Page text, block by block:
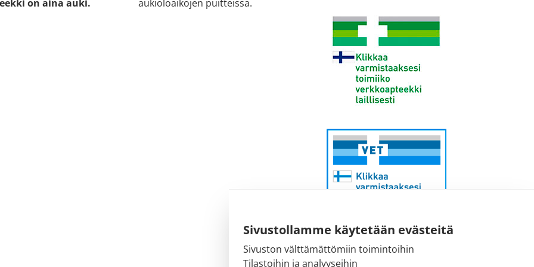
Sivustollamme käytetään evästeitä
Sivuston välttämättömiin toimintoihin
Tilastoihin ja analyyseihin
on aina auki.
aukioloaikojen puitteissa.
Sähköpostiosoite:
kirjaamo@fimea.fi